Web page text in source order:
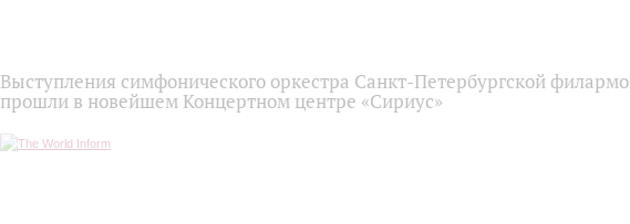
Выступления симфонического оркестра Санкт-Петербургской
прошли в новейшем Концертном центре «Сириус»